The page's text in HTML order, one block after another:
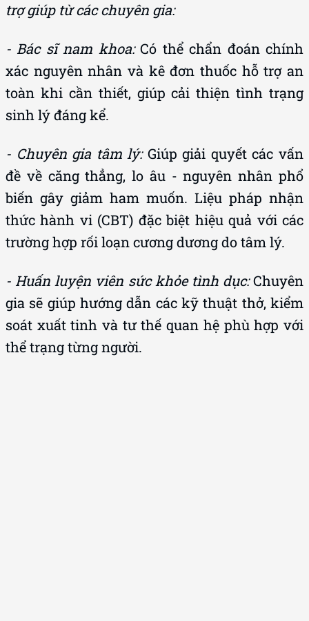
- Bác sĩ nam khoa:Có thể chẩn đoán chính
xác nguyên nhân và kê đơn thuốc hỗ trợ an
toàn khi cần thiết, giúp cải thiện tình trạng
sinh lý đáng kể.
- Chuyên gia tâm lý:
đề về căng thẳng, lo âu - nguyên nhân phổ
biến gây giảm ham muốn. Liệu pháp nhận
thức hành vi (CBT) đặc biệt hiệu quả với các
trường hợp rối loạn cương dương do tâm lý.
- Huấn luyện viên sức khỏe tình dục:Chuyên
gia sẽ giúp hướng dẫn các kỹ thuật thở, kiểm
soát xuất tinh và tư thế quan hệ phù hợp với
thể trạng từng người.